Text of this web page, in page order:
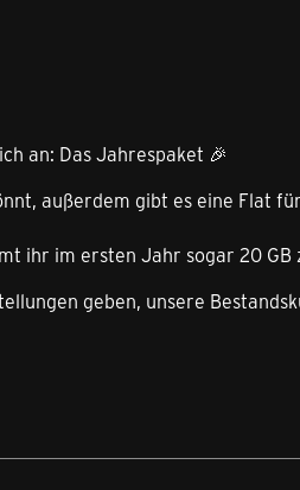
an: Das Jahrespaket 🎉
außerdem gibt es eine Flat
ihr im ersten Jahr sogar 20 GB
geben, unsere